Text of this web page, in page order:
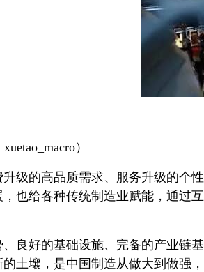
）
级的高品质需求、服务升级的个
也给各种传统制造业赋能，通过
良好的基础设施、完备的产业链
土壤，是中国制造从做大到做强